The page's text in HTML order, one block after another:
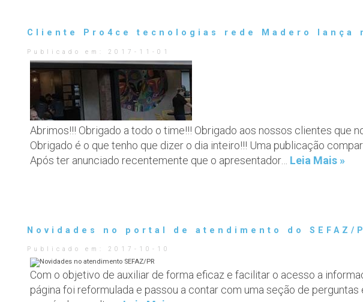
Cliente Pro4ce tecnologias rede Madero lança
Publicado em: 2017-11-01
Abrimos!!! Obrigado a todo o time!!! Obrigado aos nossos clientes que
Obrigado é o que tenho que dizer o dia inteiro!!! Uma publicação
Após ter anunciado recentemente que o apresentador… Leia Mais »
Novidades no portal de atendimento do SEFAZ/
Publicado em: 2017-10-10
Com o objetivo de auxiliar de forma eficaz e facilitar o acesso a
página foi reformulada e passou a contar com uma seção de